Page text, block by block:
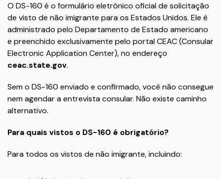
O DS-160 é o formulário eletrônico oficial de solicitação
de visto de não imigrante para os Estados Unidos. Ele é
administrado pelo Departamento de Estado americano
e preenchido exclusivamente pelo portal CEAC (Consular
Electronic Application Center), no endereço
ceac.state.gov.
Sem o DS-160 enviado e confirmado, você não consegue
nem agendar a entrevista consular. Não existe caminho
alternativo.
Para quais vistos o DS-160 é obrigatório?
Para todos os vistos de não imigrante, incluindo: